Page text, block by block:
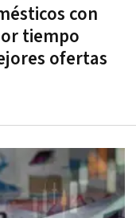
con
tiempo
ofertas